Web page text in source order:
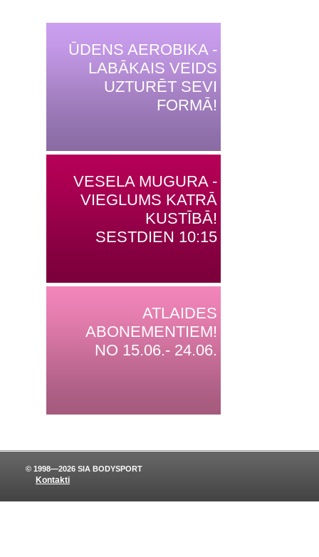
ŪDENS AEROBIKA -
LABĀKAIS VEIDS
UZTURĒT SEVI
FORMĀ!
VESELA MUGURA -
VIEGLUMS KATRĀ
KUSTĪBĀ!
SESTDIEN 10:15
ATLAIDES
ABONEMENTIEM!
NO 15.06.- 24.06.
Kontakti
© 1998—2026 SIA BODYSPORT